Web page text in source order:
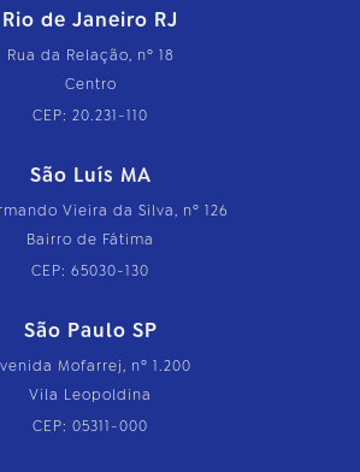
Rio de Janeiro RJ
Rua da Relação, nº 18
Centro
CEP: 20.231-110
São Luís MA
Vieira da Silva, nº 126
Bairro de Fátima
CEP: 65030-130
São Paulo SP
Mofarrej, nº 1.200
Vila Leopoldina
CEP: 05311-000